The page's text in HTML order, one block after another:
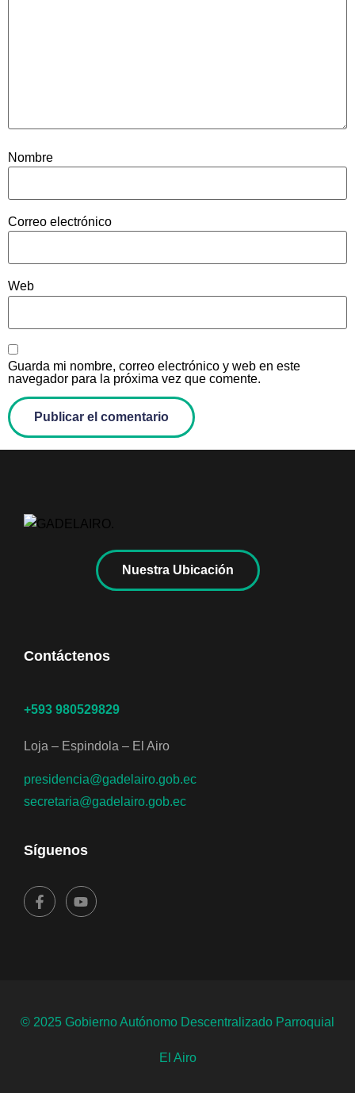
Nombre
Correo electrónico
Web
Guarda mi nombre, correo electrónico y web en este
navegador para la próxima vez que comente.
Nuestra Ubicación
Contáctenos
+593 980529829
Loja – Espindola – El Airo
presidencia@gadelairo.gob.ec
secretaria@gadelairo.gob.ec
Síguenos
© 2025 Gobierno Autónomo Descentralizado Parroquial
El Airo